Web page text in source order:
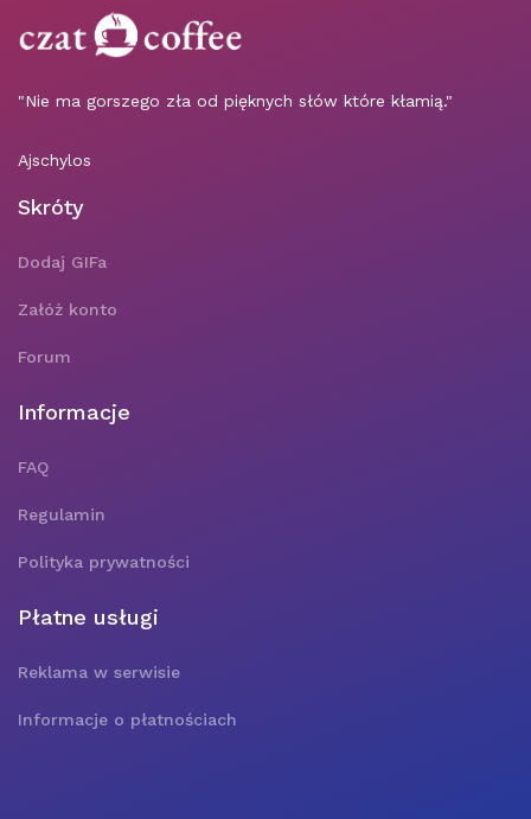
"Nie ma gorszego zła od pięknych słów które kłamią."
Ajschylos
Skróty
Dodaj GIFa
Załóż konto
Forum
Informacje
FAQ
Regulamin
Polityka prywatności
Płatne usługi
Reklama w serwisie
Informacje o płatnościach